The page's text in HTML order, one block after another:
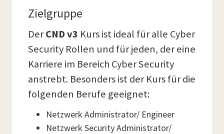
Zielgruppe
DerCND v3 Kurs ist ideal für alle Cyber
Security Rollen und für jeden, der eine
Karriere im Bereich Cyber Security
anstrebt. Besonders ist der Kurs für die
folgenden Berufe geeignet:
Netzwerk Administrator/ Engineer
Netzwerk Security Administrator/